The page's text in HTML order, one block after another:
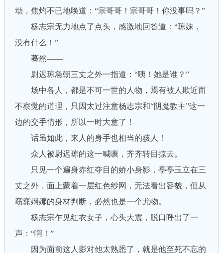
动，焦灼不已地唤道：“宗哥哥！宗哥哥！你没事吗？”
杨志宗无力地点了点头，感激地回答道：“琼妹，
没有什么！”
蓦然——
尉迟琼急朝三丈之外一指道：“咦！她是谁？”
场中各人，都是不可一世的人物，焉有被人欺近而
不察觉的道理，只因太过注意杨志宗和“阴魔教主”这一
边的交手情形，所以一时大意了！
话虽如此，来人的身手也相当的骇人！
众人被尉迟琼的这一喊嚷，齐齐转目掠去。
只见一个遍身赤红夺目的娇小身影，亭亭玉立在三
丈之外，面上蒙着一层红色纱网，无法看出容貌，但从
窈窕婀娜的身材判断，必然也是一个尤物。
杨志宗乍见红衣女子，心头大震，脱口呼出了一
声：“啊！”
因为面前这人影对他太熟悉了，就是他至死不忘的